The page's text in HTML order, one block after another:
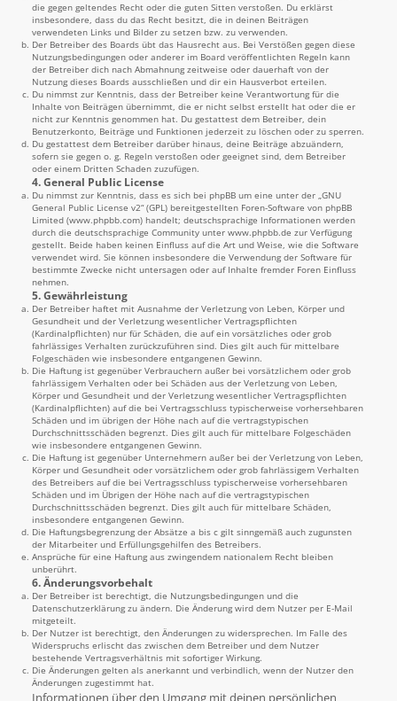
die gegen geltendes Recht oder die guten Sitten verstoßen. Du erklärst
insbesondere, dass du das Recht besitzt, die in deinen Beiträgen
verwendeten Links und Bilder zu setzen bzw. zu verwenden.
Der Betreiber des Boards übt das Hausrecht aus. Bei Verstößen gegen diese
Nutzungsbedingungen oder anderer im Board veröffentlichten Regeln kann
der Betreiber dich nach Abmahnung zeitweise oder dauerhaft von der
Nutzung dieses Boards ausschließen und dir ein Hausverbot erteilen.
Du nimmst zur Kenntnis, dass der Betreiber keine Verantwortung für die
Inhalte von Beiträgen übernimmt, die er nicht selbst erstellt hat oder die er
nicht zur Kenntnis genommen hat. Du gestattest dem Betreiber, dein
Benutzerkonto, Beiträge und Funktionen jederzeit zu löschen oder zu sperren.
Du gestattest dem Betreiber darüber hinaus, deine Beiträge abzuändern,
sofern sie gegen o. g. Regeln verstoßen oder geeignet sind, dem Betreiber
oder einem Dritten Schaden zuzufügen.
4. General Public License
Du nimmst zur Kenntnis, dass es sich bei phpBB um eine unter der „GNU
General Public License v2“ (GPL) bereitgestellten Foren-Software von phpBB
Limited (www.phpbb.com) handelt; deutschsprachige Informationen werden
durch die deutschsprachige Community unter www.phpbb.de zur Verfügung
gestellt. Beide haben keinen Einfluss auf die Art und Weise, wie die Software
verwendet wird. Sie können insbesondere die Verwendung der Software für
bestimmte Zwecke nicht untersagen oder auf Inhalte fremder Foren Einfluss
nehmen.
5. Gewährleistung
Der Betreiber haftet mit Ausnahme der Verletzung von Leben, Körper und
Gesundheit und der Verletzung wesentlicher Vertragspflichten
(Kardinalpflichten) nur für Schäden, die auf ein vorsätzliches oder grob
fahrlässiges Verhalten zurückzuführen sind. Dies gilt auch für mittelbare
Folgeschäden wie insbesondere entgangenen Gewinn.
Die Haftung ist gegenüber Verbrauchern außer bei vorsätzlichem oder grob
fahrlässigem Verhalten oder bei Schäden aus der Verletzung von Leben,
Körper und Gesundheit und der Verletzung wesentlicher Vertragspflichten
(Kardinalpflichten) auf die bei Vertragsschluss typischerweise vorhersehbaren
Schäden und im übrigen der Höhe nach auf die vertragstypischen
Durchschnittsschäden begrenzt. Dies gilt auch für mittelbare Folgeschäden
wie insbesondere entgangenen Gewinn.
Die Haftung ist gegenüber Unternehmern außer bei der Verletzung von Leben,
Körper und Gesundheit oder vorsätzlichem oder grob fahrlässigem Verhalten
des Betreibers auf die bei Vertragsschluss typischerweise vorhersehbaren
Schäden und im Übrigen der Höhe nach auf die vertragstypischen
Durchschnittsschäden begrenzt. Dies gilt auch für mittelbare Schäden,
insbesondere entgangenen Gewinn.
Die Haftungsbegrenzung der Absätze a bis c gilt sinngemäß auch zugunsten
der Mitarbeiter und Erfüllungsgehilfen des Betreibers.
Ansprüche für eine Haftung aus zwingendem nationalem Recht bleiben
unberührt.
6. Änderungsvorbehalt
Der Betreiber ist berechtigt, die Nutzungsbedingungen und die
Datenschutzerklärung zu ändern. Die Änderung wird dem Nutzer per E-Mail
mitgeteilt.
Der Nutzer ist berechtigt, den Änderungen zu widersprechen. Im Falle des
Widerspruchs erlischt das zwischen dem Betreiber und dem Nutzer
bestehende Vertragsverhältnis mit sofortiger Wirkung.
Die Änderungen gelten als anerkannt und verbindlich, wenn der Nutzer den
Änderungen zugestimmt hat.
Informationen über den Umgang mit deinen persönlichen